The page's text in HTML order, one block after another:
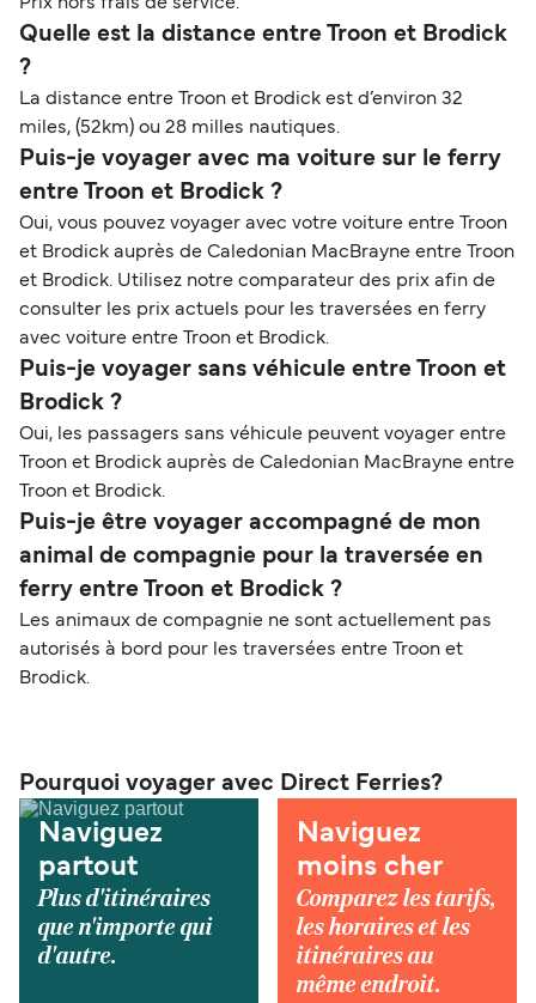
Prix hors frais de service.
Quelle est la distance entre Troon et Brodick
?
La distance entre Troon et Brodick est d’environ 32
miles, (52km) ou 28 milles nautiques.
Puis-je voyager avec ma voiture sur le ferry
entre Troon et Brodick ?
Oui, vous pouvez voyager avec votre voiture entre Troon
et Brodick auprès de Caledonian MacBrayne entre Troon
et Brodick. Utilisez notre comparateur des prix afin de
consulter les prix actuels pour les traversées en ferry
avec voiture entre Troon et Brodick.
Puis-je voyager sans véhicule entre Troon et
Brodick ?
Oui, les passagers sans véhicule peuvent voyager entre
Troon et Brodick auprès de Caledonian MacBrayne entre
Troon et Brodick.
Puis-je être voyager accompagné de mon
animal de compagnie pour la traversée en
ferry entre Troon et Brodick ?
Les animaux de compagnie ne sont actuellement pas
autorisés à bord pour les traversées entre Troon et
Brodick.
Pourquoi voyager avec Direct Ferries?
Naviguez
partout
Plus d'itinéraires
que n'importe qui
d'autre.
Naviguez
moins cher
Comparez les tarifs,
les horaires et les
itinéraires au
même endroit.